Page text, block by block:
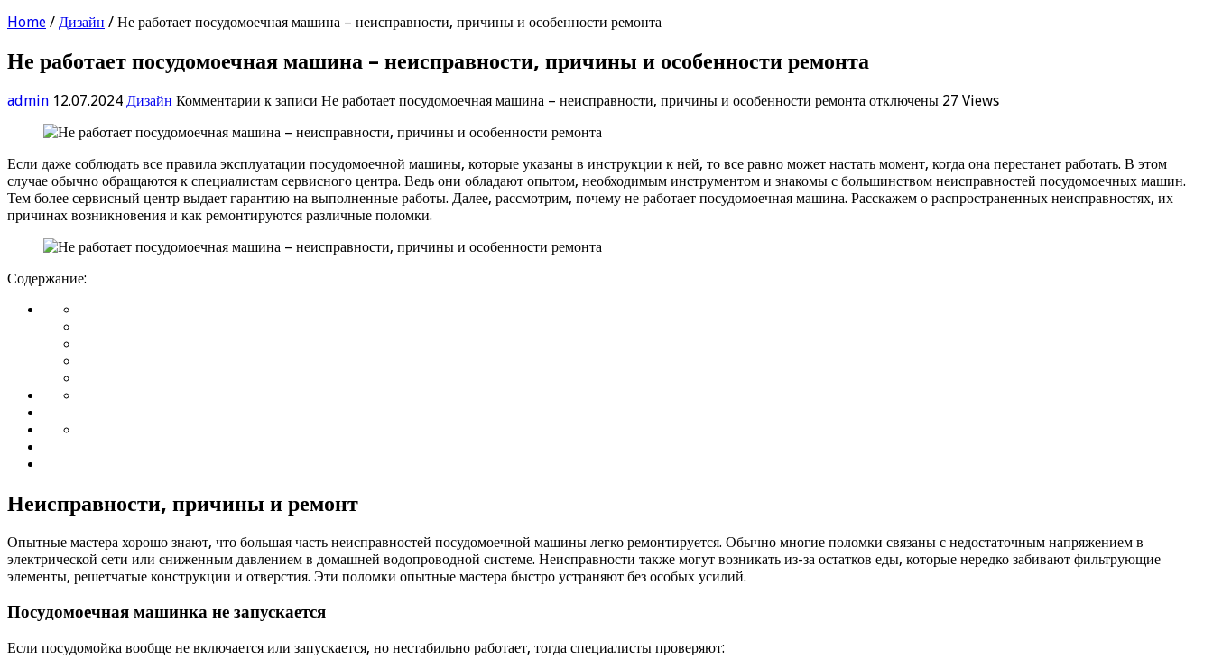
Home / Дизайн / Не работает посудомоечная машина – неисправности, причины и особенности ремонта
Не работает посудомоечная машина – неисправности, причины и особенности ремонта
admin 12.07.2024 Дизайн Комментарии к записи Не работает посудомоечная машина – неисправности, причины и особенности ремонта отключены 27 Views
Если даже соблюдать все правила эксплуатации посудомоечной машины, которые указаны в инструкции к ней, то все равно может настать момент, когда она перестанет работать. В этом
случае обычно обращаются к специалистам сервисного центра. Ведь они обладают опытом, необходимым инструментом и знакомы с большинством неисправностей посудомоечных машин.
Тем более сервисный центр выдает гарантию на выполненные работы. Далее, рассмотрим, почему не работает посудомоечная машина. Расскажем о распространенных неисправностях, их
причинах возникновения и как ремонтируются различные поломки.
Содержание:
Неисправности, причины и ремонт
Опытные мастера хорошо знают, что большая часть неисправностей посудомоечной машины легко ремонтируется. Обычно многие поломки связаны с недостаточным напряжением в
электрической сети или сниженным давлением в домашней водопроводной системе. Неисправности также могут возникать из-за остатков еды, которые нередко забивают фильтрующие
элементы, решетчатые конструкции и отверстия. Эти поломки опытные мастера быстро устраняют без особых усилий.
Посудомоечная машинка не запускается
Если посудомойка вообще не включается или запускается, но нестабильно работает, тогда специалисты проверяют: